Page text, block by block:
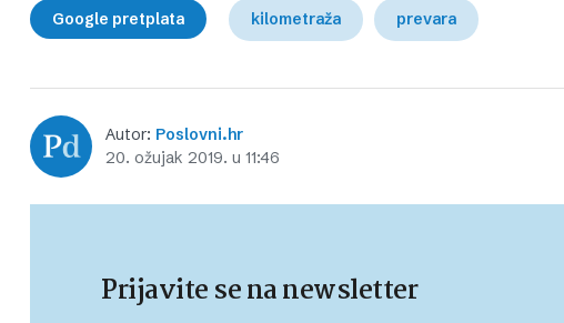
Google pretplata kilometraža prevara
Autor: Poslovni.hr
20. ožujak 2019. u 11:46
Prijavite se na newsletter